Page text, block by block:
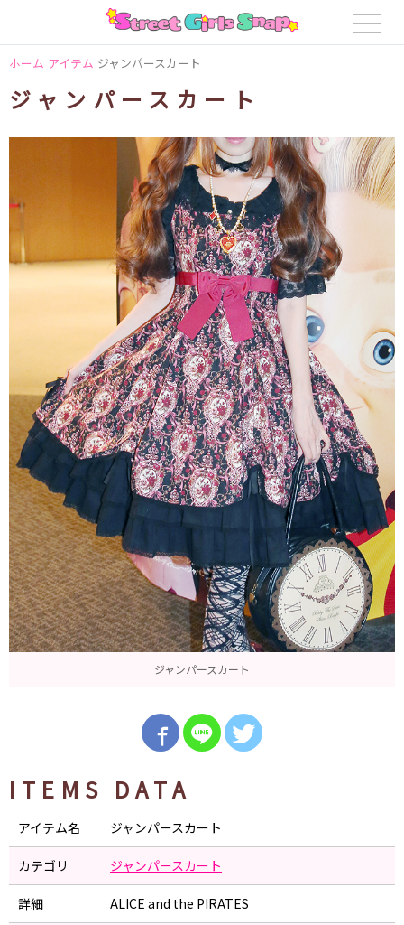
ホーム アイテム ジャンパースカート
ジャンパースカート
ジャンパースカート
ITEMS DATA
アイテム名 ジャンパースカート
カテゴリ ジャンパースカート
詳細 ALICE and the PIRATES